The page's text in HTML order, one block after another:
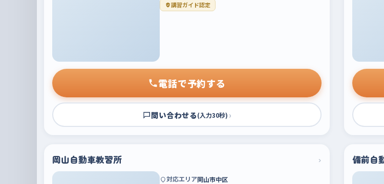
講習ガイド認定
電話で予約する
問い合わせる(入力30秒) ›
岡山自動車教習所 ›
対応エリア岡山市中区
備前自